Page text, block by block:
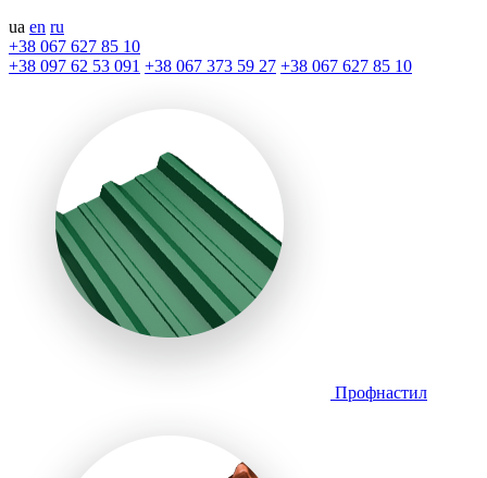
ua en ru
+38 067 627 85 10
+38 097 62 53 091 +38 067 373 59 27 +38 067 627 85 10
Профнастил